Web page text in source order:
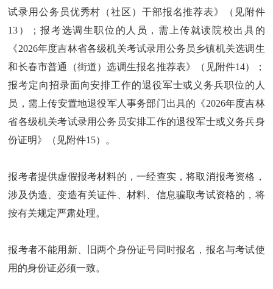
试录用公务员优秀村（社区）干部报名推荐表》（见附件
13）；报考选调生职位的人员，需上传就读院校出具的
《2026年度吉林省各级机关考试录用公务员乡镇机关选调生
和长春市普通（街道）选调生报名推荐表》（见附件14）；
报考定向招录面向安排工作的退役军士或义务兵职位的人
员，需上传安置地退役军人事务部门出具的《2026年度吉林
省各级机关考试录用公务员安排工作的退役军士或义务兵身
份证明》（见附件15）。
报考者提供虚假报考材料的，一经查实，将取消报考资格，
涉及伪造、变造有关证件、材料、信息骗取考试资格的，将
按有关规定严肃处理。
报考者不能用新、旧两个身份证号同时报名，报名与考试使
用的身份证必须一致。